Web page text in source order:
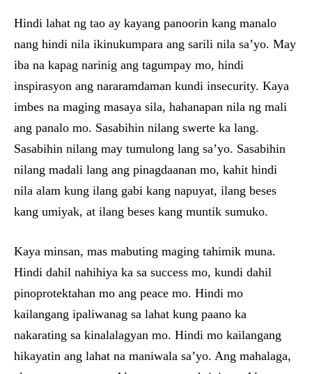
Hindi lahat ng tao ay kayang panoorin kang manalo
nang hindi nila ikinukumpara ang sarili nila sa’yo. May
iba na kapag narinig ang tagumpay mo, hindi
inspirasyon ang nararamdaman kundi insecurity. Kaya
imbes na maging masaya sila, hahanapan nila ng mali
ang panalo mo. Sasabihin nilang swerte ka lang.
Sasabihin nilang may tumulong lang sa’yo. Sasabihin
nilang madali lang ang pinagdaanan mo, kahit hindi
nila alam kung ilang gabi kang napuyat, ilang beses
kang umiyak, at ilang beses kang muntik sumuko.
Kaya minsan, mas mabuting maging tahimik muna.
Hindi dahil nahihiya ka sa success mo, kundi dahil
pinoprotektahan mo ang peace mo. Hindi mo
kailangang ipaliwanag sa lahat kung paano ka
nakarating sa kinalalagyan mo. Hindi mo kailangang
hikayatin ang lahat na maniwala sa’yo. Ang mahalaga,